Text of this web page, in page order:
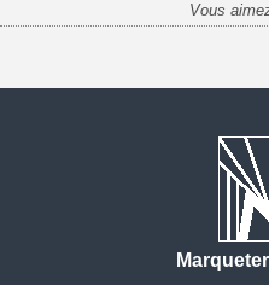
Vous